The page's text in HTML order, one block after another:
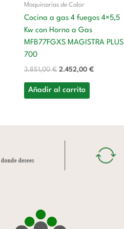
Maquinarias de Calor
Cocina a gas 4 fuegos 4×5,5
Kw con Horno a Gas
MFB77FGXS MAGISTRA PLUS
700
3.851,00€ 2.452,00€
Añadir al carrito